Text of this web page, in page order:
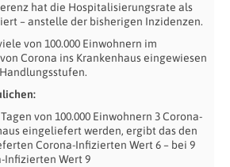
hat die Hospitalisierungsrate als
– anstelle der bisherigen Inzidenzen.
von 100.000 Einwohnern im
Corona ins Krankenhaus eingewiesen
von 100.000 Einwohnern 3 Corona-
eingeliefert werden, ergibt das den
Corona-Infizierten Wert 6 – bei 9
Wert 9